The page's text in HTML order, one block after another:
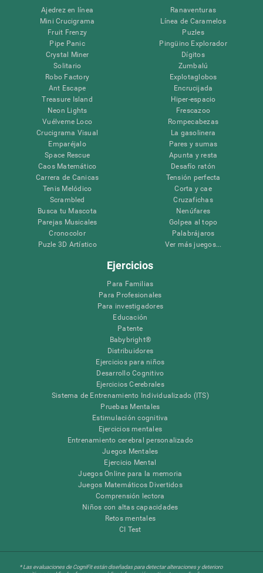
Ajedrez en línea
Mini Crucigrama
Fruit Frenzy
Pipe Panic
Crystal Miner
Solitario
Robo Factory
Ant Escape
Treasure Island
Neon Lights
Vuélveme Loco
Crucigrama Visual
Emparéjalo
Space Rescue
Caos Matemático
Carrera de Canicas
Tenis Melódico
Scrambled
Busca tu Mascota
Parejas Musicales
Cronocolor
Puzle 3D Artístico
Ranaventuras
Línea de Caramelos
Puzles
Pingüino Explorador
Dígitos
Zumbalú
Explotaglobos
Encrucijada
Hiper-espacio
Frescazoo
Rompecabezas
La gasolinera
Pares y sumas
Apunta y resta
Desafío ratón
Tensión perfecta
Corta y cae
Cruzafichas
Nenúfares
Golpea al topo
Palabrájaros
Ver más juegos...
Ejercicios
Para Familias
Para Profesionales
Para investigadores
Educación
Patente
Babybright®
Distribuidores
Ejercicios para niños
Desarrollo Cognitivo
Ejercicios Cerebrales
Sistema de Entrenamiento Individualizado (ITS)
Pruebas Mentales
Estimulación cognitiva
Ejercicios mentales
Entrenamiento cerebral personalizado
Juegos Mentales
Ejercicio Mental
Juegos Online para la memoria
Juegos Matemáticos Divertidos
Comprensión lectora
Niños con altas capacidades
Retos mentales
CI Test
* Las evaluaciones de CogniFit están diseñadas para detectar alteraciones y deterioro